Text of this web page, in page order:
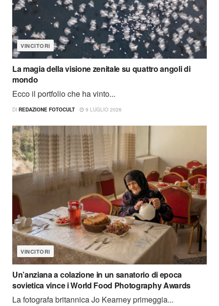
VINCITORI
La magia della visione zenitale su quattro angoli di
mondo
Ecco il portfolio che ha vinto...
DI REDAZIONE FOTOCULT 9 LUGLIO 2026
VINCITORI
Un’anziana a colazione in un sanatorio di epoca
sovietica vince i World Food Photography Awards
La fotografa britannica Jo Kearney primeggia...